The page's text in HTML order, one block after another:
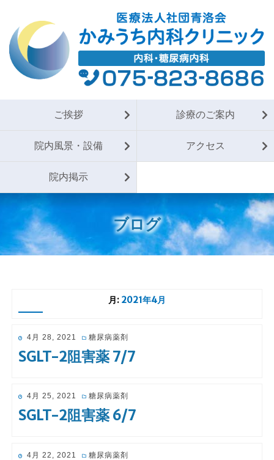
ご挨拶 診療のご案内
院内風景・設備 アクセス
院内掲示
ブログ
月: 2021年4月
投
日:
4月 28, 2021 糖尿病薬剤
SGLT-2阻害薬 7/7
投
稿
日:
4月 25, 2021 糖尿病薬剤
SGLT-2阻害薬 6/7
投 4月 22, 2021 糖尿病薬剤